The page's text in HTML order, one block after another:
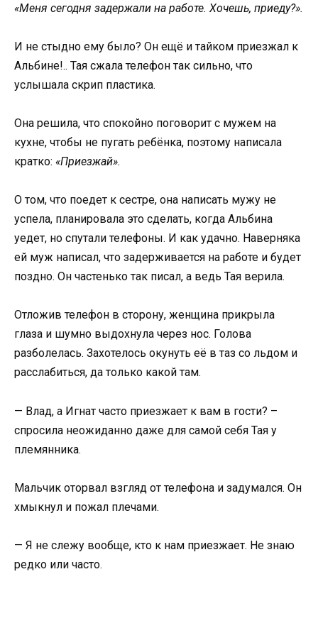
«Меня сегодня задержали на работе. Хочешь, приеду?».
И не стыдно ему было? Он ещё и тайком приезжал к
Альбине!.. Тая сжала телефон так сильно, что
услышала скрип пластика.
Она решила, что спокойно поговорит с мужем на
кухне, чтобы не пугать ребёнка, поэтому написала
кратко: «Приезжай».
О том, что поедет к сестре, она написать мужу не
успела, планировала это сделать, когда Альбина
уедет, но спутали телефоны. И как удачно. Наверняка
ей муж написал, что задерживается на работе и будет
поздно. Он частенько так писал, а ведь Тая верила.
Отложив телефон в сторону, женщина прикрыла
глаза и шумно выдохнула через нос. Голова
разболелась. Захотелось окунуть её в таз со льдом и
расслабиться, да только какой там.
— Влад, а Игнат часто приезжает к вам в гости? –
спросила неожиданно даже для самой себя Тая у
племянника.
Мальчик оторвал взгляд от телефона и задумался. Он
хмыкнул и пожал плечами.
— Я не слежу вообще, кто к нам приезжает. Не знаю
редко или часто.